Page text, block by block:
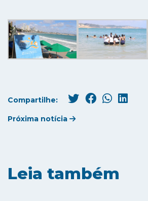
Compartilhe:
Próxima notícia
Leia também